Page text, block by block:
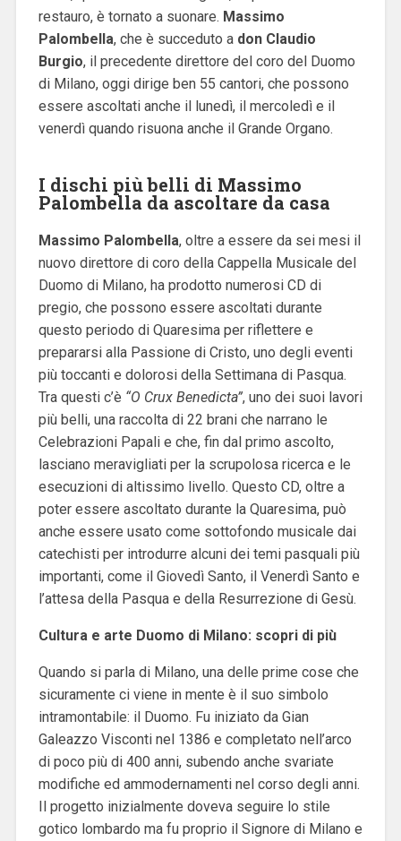
restauro, è tornato a suonare. Massimo
Palombella, che è succeduto a don Claudio
Burgio, il precedente direttore del coro del Duomo
di Milano, oggi dirige ben 55 cantori, che possono
essere ascoltati anche il lunedì, il mercoledì e il
venerdì quando risuona anche il Grande Organo.
I dischi più belli di Massimo
Palombella da ascoltare da casa
Massimo Palombella, oltre a essere da sei mesi il
nuovo direttore di coro della Cappella Musicale del
Duomo di Milano, ha prodotto numerosi CD di
pregio, che possono essere ascoltati durante
questo periodo di Quaresima per riflettere e
prepararsi alla Passione di Cristo, uno degli eventi
più toccanti e dolorosi della Settimana di Pasqua.
Tra questi c’è “O Crux Benedicta”, uno dei suoi lavori
più belli, una raccolta di 22 brani che narrano le
Celebrazioni Papali e che, fin dal primo ascolto,
lasciano meravigliati per la scrupolosa ricerca e le
esecuzioni di altissimo livello. Questo CD, oltre a
poter essere ascoltato durante la Quaresima, può
anche essere usato come sottofondo musicale dai
catechisti per introdurre alcuni dei temi pasquali più
importanti, come il Giovedì Santo, il Venerdì Santo e
l’attesa della Pasqua e della Resurrezione di Gesù.
Cultura e arte Duomo di Milano: scopri di più
Quando si parla di Milano, una delle prime cose che
sicuramente ci viene in mente è il suo simbolo
intramontabile: il Duomo. Fu iniziato da Gian
Galeazzo Visconti nel 1386 e completato nell’arco
di poco più di 400 anni, subendo anche svariate
modifiche ed ammodernamenti nel corso degli anni.
Il progetto inizialmente doveva seguire lo stile
gotico lombardo ma fu proprio il Signore di Milano e